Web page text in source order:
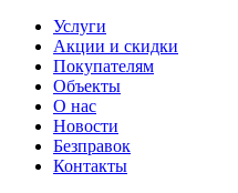
Услуги
Акции и скидки
Покупателям
Объекты
О нас
Новости
Безправок
Контакты